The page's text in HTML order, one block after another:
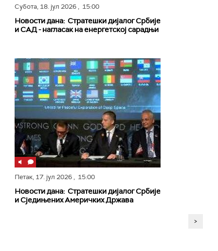
Субота, 18. јул 2026, 15:00
Новости дана: Стратешки дијалог Србије
и САД - нагласак на енергетској сарадњи
Петак, 17. јул 2026, 15:00
Новости дана: Стратешки дијалог Србије
и Сједињених Америчких Држава
>